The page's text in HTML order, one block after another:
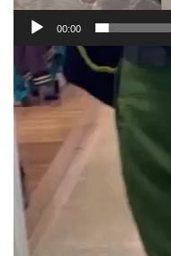
00:00
Trình
chơi
Video